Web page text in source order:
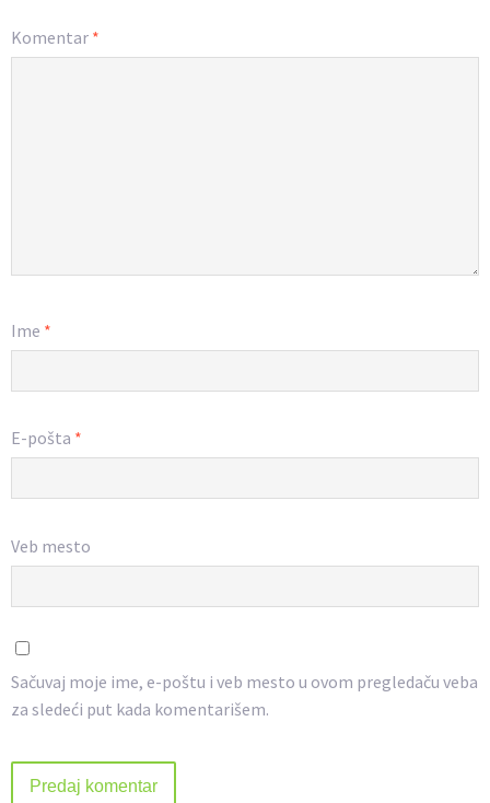
Komentar *
Ime *
E-pošta *
Veb mesto
Sačuvaj moje ime, e-poštu i veb mesto u ovom pregledaču veba
za sledeći put kada komentarišem.